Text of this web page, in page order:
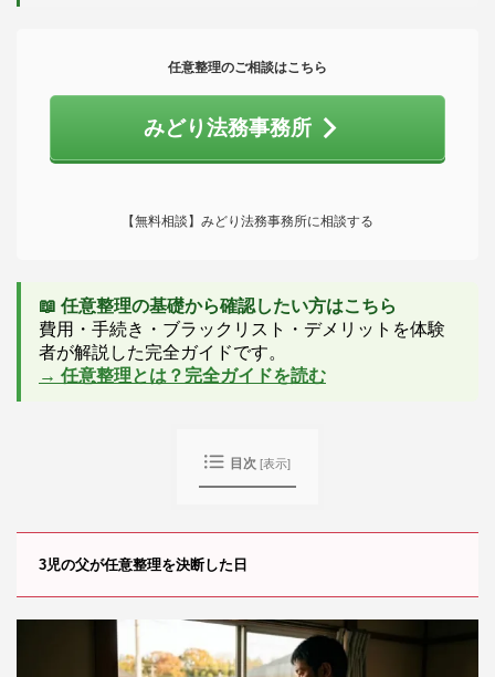
任意整理のご相談はこちら
みどり法務事務所
【無料相談】みどり法務事務所に相談する
📖 任意整理の基礎から確認したい方はこちら
費用・手続き・ブラックリスト・デメリットを体験
者が解説した完全ガイドです。
→ 任意整理とは？完全ガイドを読む
目次 [表示]
3児の父が任意整理を決断した日